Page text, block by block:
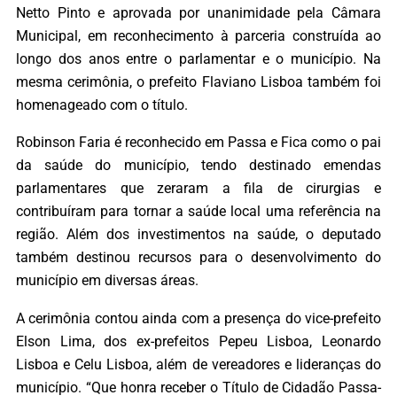
Netto Pinto e aprovada por unanimidade pela Câmara
Municipal, em reconhecimento à parceria construída ao
longo dos anos entre o parlamentar e o município. Na
mesma cerimônia, o prefeito Flaviano Lisboa também foi
homenageado com o título.
Robinson Faria é reconhecido em Passa e Fica como o pai
da saúde do município, tendo destinado emendas
parlamentares que zeraram a fila de cirurgias e
contribuíram para tornar a saúde local uma referência na
região. Além dos investimentos na saúde, o deputado
também destinou recursos para o desenvolvimento do
município em diversas áreas.
A cerimônia contou ainda com a presença do vice-prefeito
Elson Lima, dos ex-prefeitos Pepeu Lisboa, Leonardo
Lisboa e Celu Lisboa, além de vereadores e lideranças do
município. “Que honra receber o Título de Cidadão Passa-